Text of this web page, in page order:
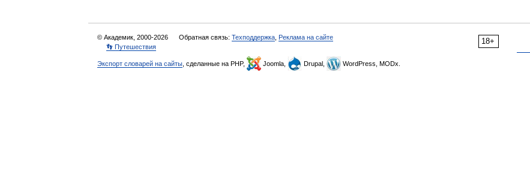
18+
© Академик, 2000-2026 Обратная связь: Техподдержка Реклама на сайте
👣 Путешествия
Экспорт словарей на сайты , сделанные на PHP, Joomla, Drupal, WordPress, MODx.